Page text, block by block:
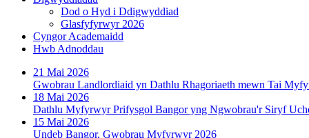
Dod o Hyd i Ddigwyddiad
Glasfyfyrwyr 2026
Cyngor Academaidd
Hwb Adnoddau
21 Mai 2026
Gwobrau Landlordiaid yn Dathlu Rhagoriaeth mewn Tai
18 Mai 2026
Dathlu Myfyrwyr Prifysgol Bangor yng Ngwobrau'r Siryf
15 Mai 2026
Undeb Bangor, Gwobrau Myfyrwyr 2026